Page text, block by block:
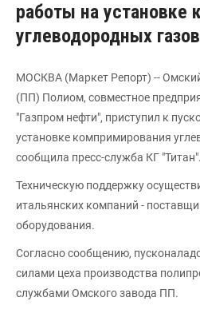
работы на установке
углеводородных газов
МОСКВА (Маркет Репорт) --
(ПП) Полиом, совместное
"Газпром нефти", приступил к
установке компримирования
сообщила пресс-служба КГ "Титан".
Техническую поддержку
итальянских компаний -
оборудования.
Согласно сообщению,
силами цеха производства
службами Омского завода ПП.